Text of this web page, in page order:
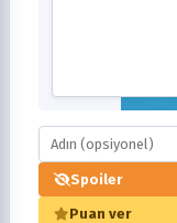
Spoiler
Puan ver